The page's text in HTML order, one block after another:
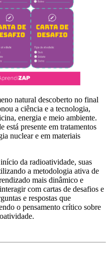
natural descoberto no final
a ciência e a tecnologia,
energia e meio ambiente.
presente em tratamentos
nuclear e em materiais
da radioatividade, suas
a metodologia ativa de
mais dinâmico e
com cartas de desafios e
e respostas que
o pensamento crítico sobre